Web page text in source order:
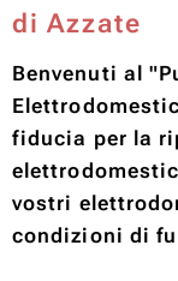
di Azzate
Benvenuti al
fiducia per la
vostri
condizioni di